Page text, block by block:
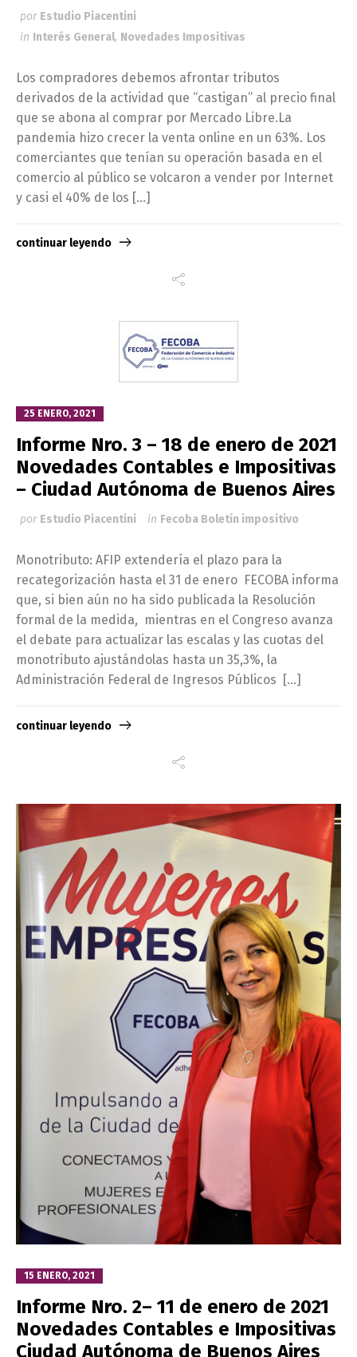
por Estudio Piacentini
in Interés General, Novedades Impositivas
Los compradores debemos afrontar tributos
derivados de la actividad que “castigan” al precio final
que se abona al comprar por Mercado Libre.La
pandemia hizo crecer la venta online en un 63%. Los
comerciantes que tenían su operación basada en el
comercio al público se volcaron a vender por Internet
y casi el 40% de los […]
continuar leyendo
25 ENERO, 2021
Informe Nro. 3 – 18 de enero de 2021
Novedades Contables e Impositivas
– Ciudad Autónoma de Buenos Aires
por Estudio Piacentini in Fecoba Boletín impositivo
Monotributo: AFIP extendería el plazo para la
recategorización hasta el 31 de enero FECOBA informa
que, si bien aún no ha sido publicada la Resolución
formal de la medida, mientras en el Congreso avanza
el debate para actualizar las escalas y las cuotas del
monotributo ajustándolas hasta un 35,3%, la
Administración Federal de Ingresos Públicos […]
continuar leyendo
15 ENERO, 2021
Informe Nro. 2– 11 de enero de 2021
Novedades Contables e Impositivas
Ciudad Autónoma de Buenos Aires